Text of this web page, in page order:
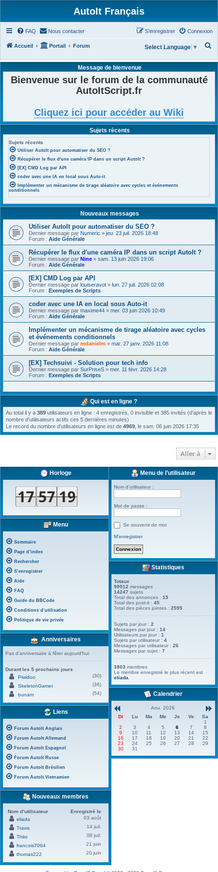
AutoIt Français
FAQ Nous contacter Connexion
S’enregistrer
Accueil Portail Forum
h
Select Language ▼
Message de bienvenue
Bienvenue sur le forum de la communauté
AutoItScript.fr
Cliquez ici pour accéder au Wiki
Sujets récents
Sujets récents
Utiliser AutoIt pour automatiser du SEO ?
Récupérer le flux d'une caméra IP dans un script AutoIt ?
[EX] CMD Log par API
coder avec une IA en local sous Auto-it
Implémenter un mécanisme de tirage aléatoire avec cycles et événements
conditionnels
Nouveaux messages
Utiliser AutoIt pour automatiser du SEO ?
Dernier message par Numeric » jeu. 23 juil. 2026 18:48
Forum : Aide Générale
Récupérer le flux d'une caméra IP dans un script AutoIt ?
Dernier message par Nine » sam. 13 juin 2026 19:06
Forum : Aide Générale
[EX] CMD Log par API
Dernier message par louiseravot » lun. 27 juil. 2026 02:08
Forum : Exemples de Scripts
coder avec une IA en local sous Auto-it
Dernier message par maxime44 » mer. 03 juin 2026 10:49
Forum : Aide Générale
Implémenter un mécanisme de tirage aléatoire avec cycles
et événements conditionnels
Dernier message par mdanielm » mar. 27 janv. 2026 11:08
Forum : Aide Générale
[EX] Techsuivi - Solution pour tech info
Dernier message par SurPriseS » mer. 11 févr. 2026 14:28
Forum : Exemples de Scripts
Qui est en ligne ?
Au total il y a 389 utilisateurs en ligne : 4 enregistrés, 0 invisible et 385 invités (d’après le
nombre d’utilisateurs actifs ces 5 dernières minutes)
Le record du nombre d’utilisateurs en ligne est de 4969 , le sam. 06 juin 2026 17:35
Aller à
Horloge
Menu
Sommaire
Page d’index
Rechercher
S’enregistrer
Aide
FAQ
Guide du BBCode
Conditions d’utilisation
Politique de vie privée
Anniversaires
Pas d’anniversaire à fêter aujourd’hui
Durant les 5 prochains jours
Piwidoo
(30)
SkeletonGamer
(36)
bunam
(54)
Liens
Forum AutoIt Anglais
Forum AutoIt Allemand
Forum AutoIt Espagnol
Forum AutoIt Russe
Forum AutoIt Brésilien
Forum AutoIt Vietnamien
Nouveaux membres
Nom d’utilisateur
Enregistré le
eliada
03 août
Travis
14 juil.
Thito
08 juil.
francois7064
21 juin
thomas222
20 juin
Menu de l’utilisateur
Nom d’utilisateur :
Mot de passe :
Se souvenir de moi
M’enregistrer
Statistiques
Totaux
99912 messages
14247 sujets
Total des annonces :15
Total des post-it :45
Total des pièces jointes :2595
Sujets par jour :2
Messages par jour :14
Utilisateurs par jour :1
Sujets par utilisateur :4
Messages par utilisateur :26
Messages par sujet :7
3803 membres
Le membre enregistré le plus récent est
eliada
Calendrier
Aou. 2026
Di
Lu Ma Me Je Ve
Sa
1
2
3 4 5 6 7
8
9
10 11 12 13 14
15
16
17 18 19 20 21
22
23
24 25 26 27 28
29
30
31